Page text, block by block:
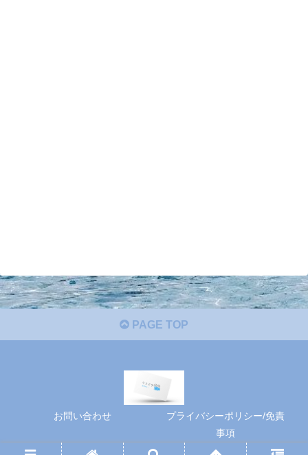
PAGE TOP
お問い合わせ
プライバシーポリシー/免責
事項